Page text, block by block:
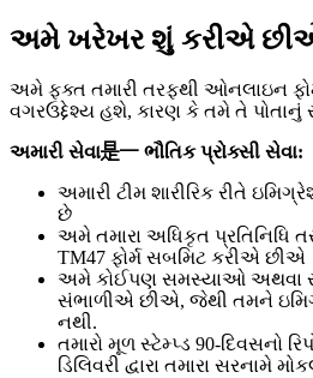
અમે ખરેખર શું કરીએ
અમે ફક્ત તમારી તરફથી ઓનલાઇન
વગરઉદ્દેશ્ય હશે, કારણ કે તમે તે પોતાનું
અમારી સેવા是一 ભૌતિક પ્રોક્સી સેવા:
અમારી ટીમ શારીરિક રીતે
છે
અમે તમારા અધિકૃત પ્રતિનિધિ
TM47 ફોર્મ સબમિટ કરીએ છીએ
અમે કોઈપણ સમસ્યાઓ અથવા
સંભાળીએ છીએ, જેથી તમને
નથી.
તમારો મૂળ સ્ટેમ્પ્ડ 90-દિવસનો
ડિલિવરી દ્વારા તમારા સરનામે